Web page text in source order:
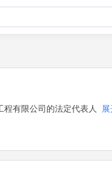
有限公司的法定代表人